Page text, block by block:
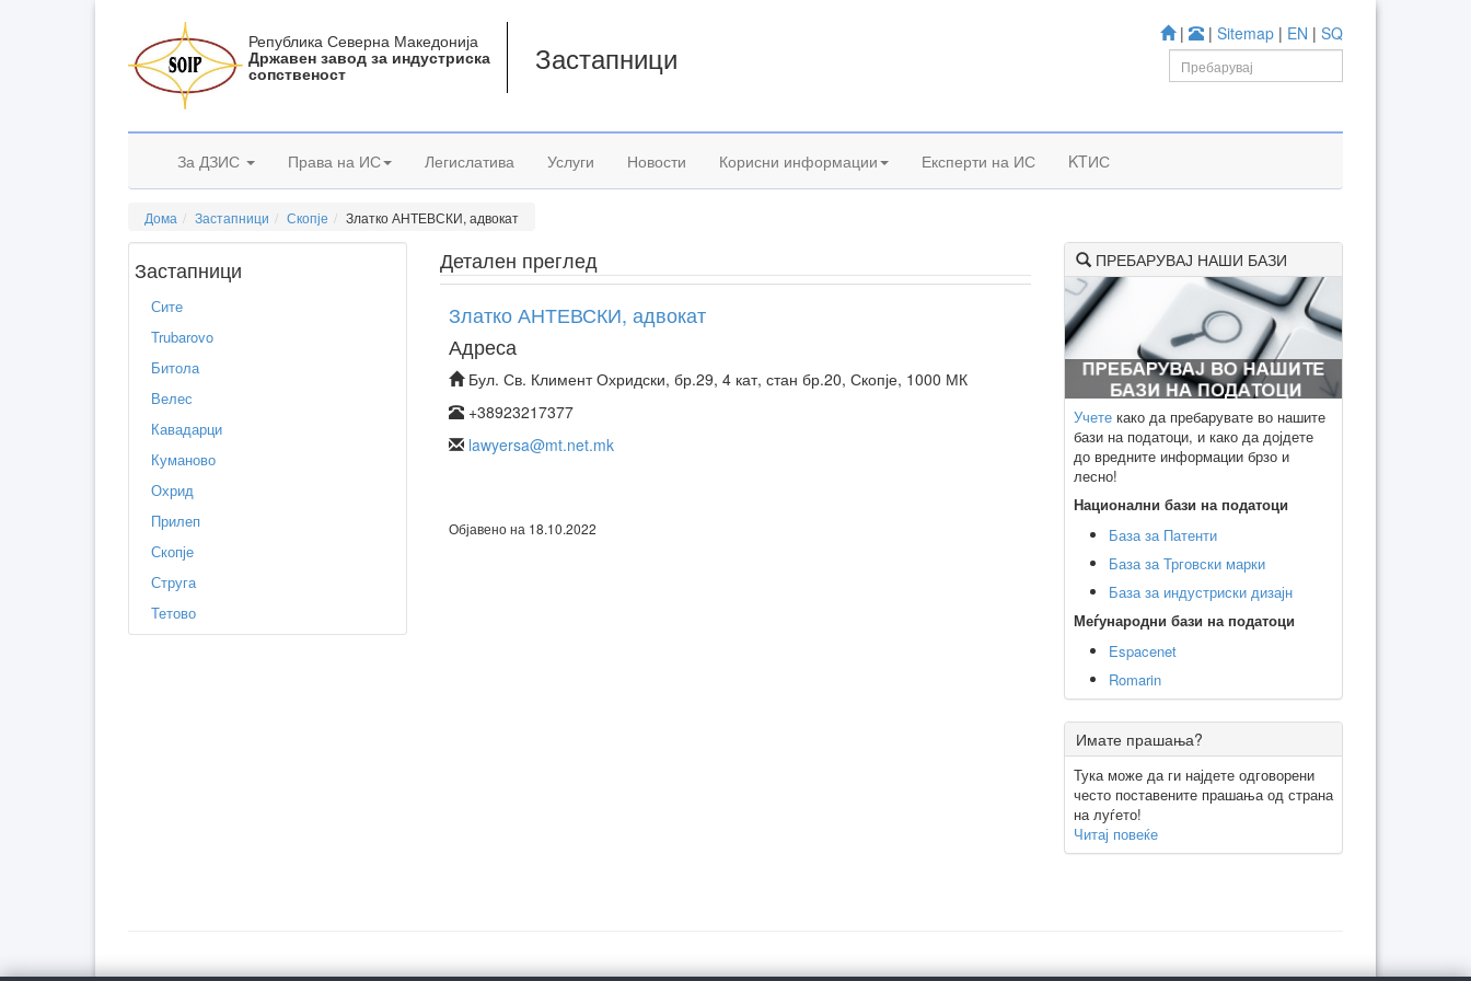
| | Sitemap | EN | SQ
Република Северна Македонија
Државен завод за индустриска
сопственост Застапници
За ДЗИС Права на ИС Легислатива Услуги Новости Корисни информации Експерти на ИС KTИС
Дома Застапници Скопје Златко АНТЕВСКИ, адвокат
Застапници
Сите
Trubarovo
Битола
Велес
Кавадарци
Куманово
Охрид
Прилеп
Скопје
Струга
Тетово
Детален преглед
Златко АНТЕВСКИ, адвокат
Адреса
Бул. Св. Климент Охридски, бр.29, 4 кат, стан бр.20, Скопје, 1000 МК
+38923217377
lawyersa@mt.net.mk
Објавено на 18.10.2022
ПРЕБАРУВАЈ НАШИ БАЗИ
Учете како да пребарувате во нашите
бази на податоци, и како да дојдете
до вредните информации брзо и
лесно!
Национални бази на податоци
База за Патенти
База за Трговски марки
База за индустриски дизајн
Меѓународни бази на податоци
Espacenet
Romarin
Имате прашања?
Тука може да ги најдете одговорени
често поставените прашања од страна
на луѓето!
Читај повеќе